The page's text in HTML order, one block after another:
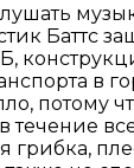
Баттс
в
потому
течение